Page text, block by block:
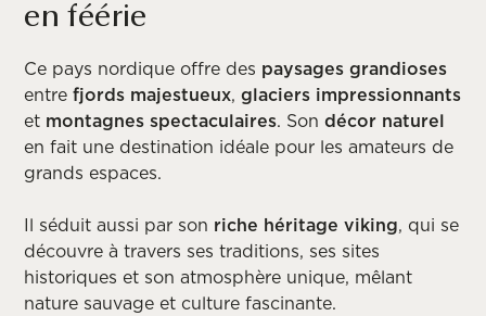
en féérie
Ce pays nordique offre des paysages grandioses
entrefjords majestueux, glaciers impressionnants
et montagnes spectaculaires. Sondécor naturel
en fait une destination idéale pour les amateurs de
grands espaces.
Il séduit aussi par son riche héritage viking, qui se
découvre à travers ses traditions, ses sites
historiques et son atmosphère unique, mêlant
nature sauvage et culture fascinante.